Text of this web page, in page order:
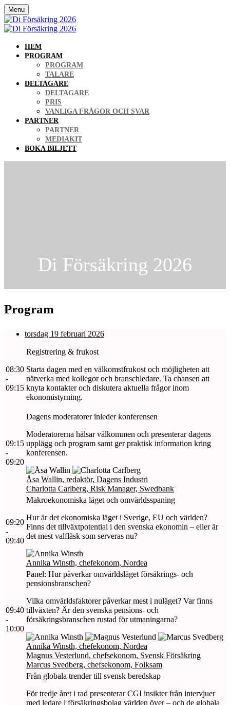
Menu
HEM
PROGRAM
PROGRAM
TALARE
DELTAGARE
DELTAGARE
PRIS
VANLIGA FRÅGOR OCH SVAR
PARTNER
PARTNER
MEDIAKIT
BOKA BILJETT
Di Försäkring 2026
Program
torsdag 19 februari 2026
08:30
-
09:15
Registrering & frukost
Starta dagen med en välkomstfrukost och möjligheten att
nätverka med kollegor och branschledare. Ta chansen att
knyta kontakter och diskutera aktuella frågor inom
ekonomistyrning.
09:15
-
09:20
Dagens moderatorer inleder konferensen
Moderatorerna hälsar välkommen och presenterar dagens
upplägg och program samt ger praktisk information kring
konferensen.
Åsa Wallin, redaktör, Dagens Industri
Charlotta Carlberg, Risk Manager, Swedbank
09:20
-
09:40
Makroekonomiska läget och omvärldsspaning
Hur är det ekonomiska läget i Sverige, EU och världen?
Finns det tillväxtpotential i den svenska ekonomin – eller är
det mest valfläsk som serveras nu?
Annika Winsth, chefekonom, Nordea
09:40
-
10:00
Panel: Hur påverkar omvärldsläget försäkrings- och
pensionsbranschen?
Vilka omvärldsfaktorer påverkar mest i nuläget? Var finns
tillväxten? Är den svenska pensions- och
försäkringsbranschen rustad för utmaningarna?
Annika Winsth, chefekonom, Nordea
Magnus Vesterlund, chefsekonom, Svensk Försäkring
Marcus Svedberg, chefsekonom, Folksam
Från globala trender till svensk beredskap
För tredje året i rad presenterar CGI insikter från intervjuer
med ledare i försäkringsbolag världen över – och de globala